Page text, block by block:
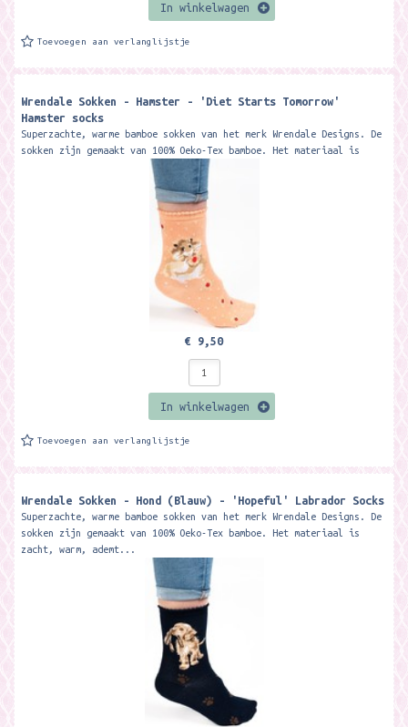
In winkelwagen
Toevoegen aan verlanglijstje
Wrendale Sokken - Hamster - 'Diet Starts Tomorrow'
Hamster socks
Superzachte, warme bamboe sokken van het merk Wrendale Designs. De
sokken zijn gemaakt van 100% Oeko-Tex bamboe. Het materiaal is
€ 9,50
In winkelwagen
Toevoegen aan verlanglijstje
Wrendale Sokken - Hond (Blauw) - 'Hopeful' Labrador Socks
Superzachte, warme bamboe sokken van het merk Wrendale Designs. De
sokken zijn gemaakt van 100% Oeko-Tex bamboe. Het materiaal is
zacht, warm, ademt...